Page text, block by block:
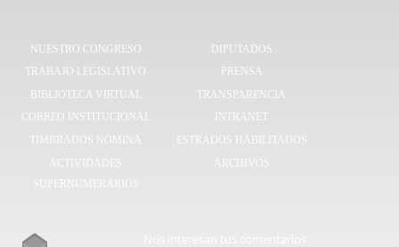
NUESTRO CONGRESO
DIPUTADOS
TRABAJO LEGISLATIVO
PRENSA
BIBLIOTECA VIRTUAL
TRANSPARENCIA
CORREO INSTITUCIONAL
INTRANET
TIMBRADOS NÓMINA
ESTRADOS HABILITADOS
ACTIVIDADES
SUPERNUMERARIOS
ARCHIVOS